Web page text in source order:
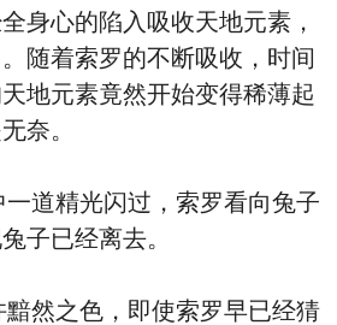
身心的陷入吸收天地元素，
随着索罗的不断吸收，时间
地元素竟然开始变得稀薄起
奈。
道精光闪过，索罗看向兔子
子已经离去。
然之色，即使索罗早已经猜